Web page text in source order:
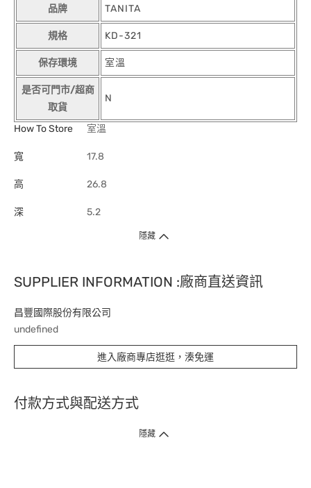
品牌 TANITA
規格 KD-321
保存環境 室溫
是否可門市/超商
取貨
N
How To Store 室溫
寬 17.8
高 26.8
深 5.2
隱藏
SUPPLIER INFORMATION :廠商直送資訊
昌豐國際股份有限公司
undefined
進入廠商專店逛逛，湊免運
付款方式與配送方式
隱藏